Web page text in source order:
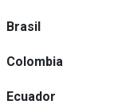
Brasil
Colombia
Ecuador